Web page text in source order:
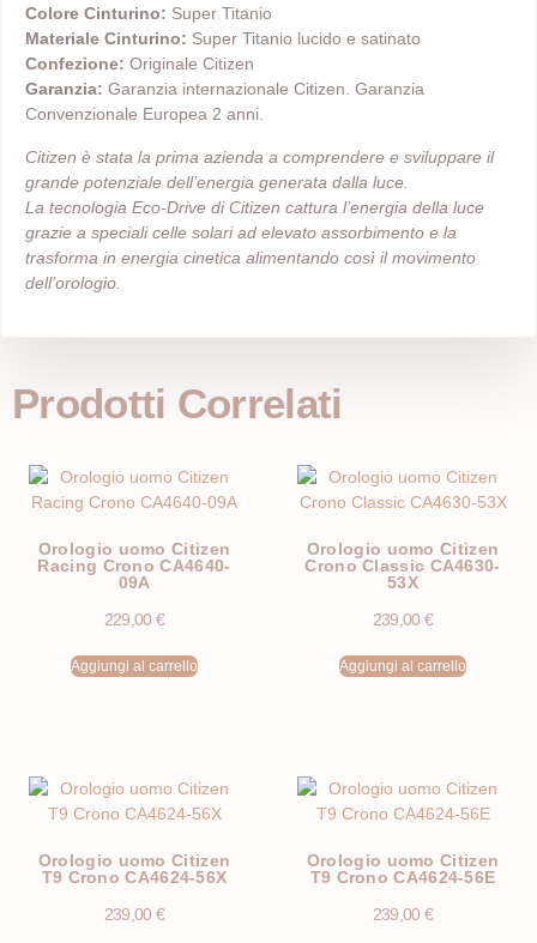
Colore Cinturino: Super Titanio
Materiale Cinturino: Super Titanio lucido e satinato
Confezione: Originale Citizen
Garanzia: Garanzia internazionale Citizen. Garanzia
Convenzionale Europea 2 anni.
Citizen è stata la prima azienda a comprendere e sviluppare il
grande potenziale dell’energia generata dalla luce.
La tecnologia Eco-Drive di Citizen cattura l’energia della luce
grazie a speciali celle solari ad elevato assorbimento e la
trasforma in energia cinetica alimentando così il movimento
dell’orologio.
Prodotti Correlati
Orologio uomo Citizen
Racing Crono CA4640-
09A
229,00 €
Aggiungi al carrello
Orologio uomo Citizen
Crono Classic CA4630-
53X
239,00 €
Aggiungi al carrello
Orologio uomo Citizen
T9 Crono CA4624-56X
239,00 €
Orologio uomo Citizen
T9 Crono CA4624-56E
239,00 €